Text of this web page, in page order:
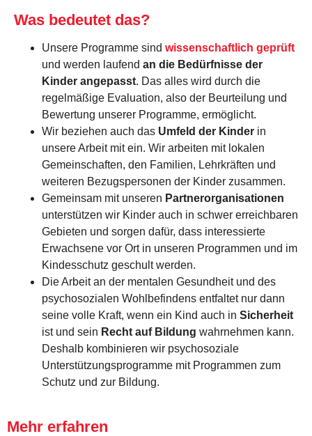
Was bedeutet das?
Unsere Programme sind wissenschaftlich geprüft
und werden laufend an die Bedürfnisse der
Kinder angepasst. Das alles wird durch die
regelmäßige Evaluation, also der Beurteilung und
Bewertung unserer Programme, ermöglicht.
Wir beziehen auch das Umfeld der Kinder in
unsere Arbeit mit ein. Wir arbeiten mit lokalen
Gemeinschaften, den Familien, Lehrkräften und
weiteren Bezugspersonen der Kinder zusammen.
Gemeinsam mit unseren Partnerorganisationen
unterstützen wir Kinder auch in schwer erreichbaren
Gebieten und sorgen dafür, dass interessierte
Erwachsene vor Ort in unseren Programmen und im
Kindesschutz geschult werden.
Die Arbeit an der mentalen Gesundheit und des
psychosozialen Wohlbefindens entfaltet nur dann
seine volle Kraft, wenn ein Kind auch in Sicherheit
ist und sein Recht auf Bildung wahrnehmen kann.
Deshalb kombinieren wir psychosoziale
Unterstützungsprogramme mit Programmen zum
Schutz und zur Bildung.
Mehr erfahren